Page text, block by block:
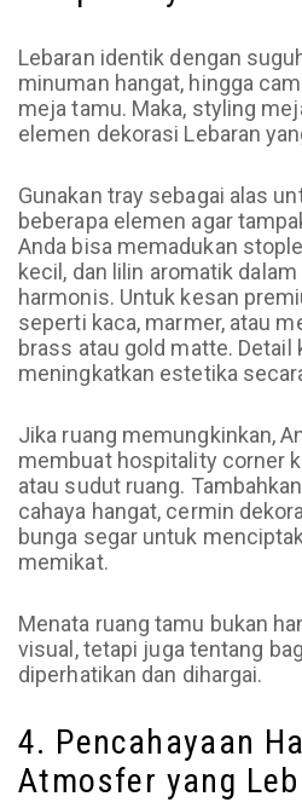
Lebaran identik dengan
minuman hangat, hingga
meja tamu. Maka, styling
elemen dekorasi Lebaran
Gunakan tray sebagai alas
beberapa elemen agar
Anda bisa memadukan
kecil, dan lilin aromatik
harmonis. Untuk kesan
seperti kaca, marmer, atau
brass atau gold matte.
meningkatkan estetika
Jika ruang memungkinkan,
membuat hospitality corner
atau sudut ruang.
cahaya hangat, cermin
bunga segar untuk
memikat.
Menata ruang tamu bukan
visual, tetapi juga tentang
diperhatikan dan dihargai.
4. Pencahayaan
Atmosfer yang